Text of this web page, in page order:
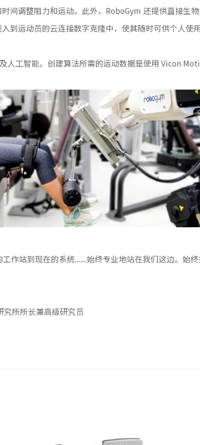
间调整阻力和运动。此外，RoboGym 还提供直接生
到运动员的云连接数字克隆中，使其随时可供个人使用
人工智能。创建算法所需的运动数据是使用 Vicon
作站到现在的系统......始终专业地站在我们这边。始
所所长兼高级研究员